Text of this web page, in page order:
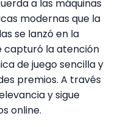
a las máquinas
modernas que la
se lanzó en la
capturó la atención
de juego sencilla y
premios. A través
y sigue
online.